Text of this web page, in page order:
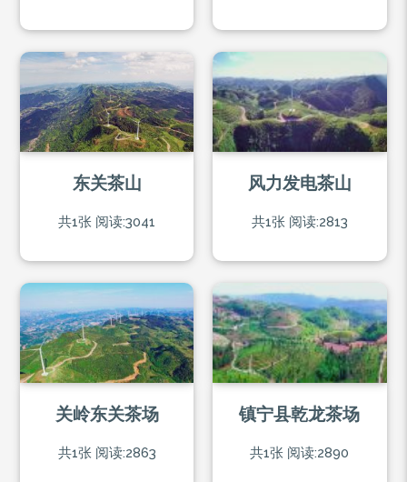
东关茶山
共1张 阅读:3041
风力发电茶山
共1张 阅读:2813
关岭东关茶场
共1张 阅读:2863
镇宁县乾龙茶场
共1张 阅读:2890